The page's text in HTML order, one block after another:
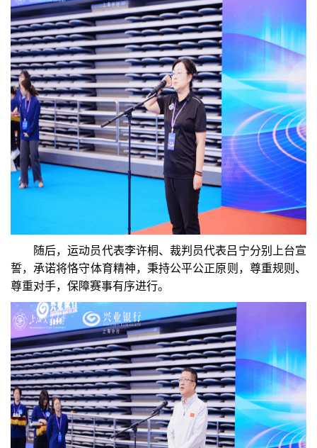
随后，运动员代表李许桐、裁判员代表吕宁分别上台宣
誓，承诺将恪守体育精神，秉持公平公正原则，尊重规则、
尊重对手，保障赛事有序进行。